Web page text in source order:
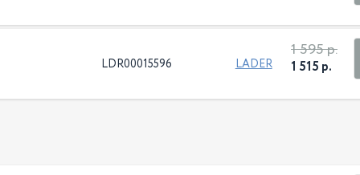
LDR00015596 LADER
1 595 р.
1 515 р.